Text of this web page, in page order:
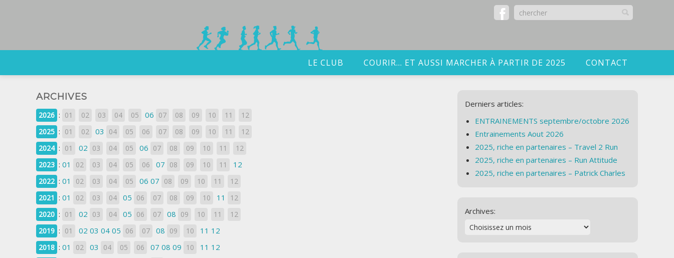
LE CLUB COURIR… ET AUSSI MARCHER À PARTIR DE 2025 CONTACT
ARCHIVES
2026 : 01 02 03 04 05 06 07 08 09 10 11
12
2025 : 01 02 03 04 05 06 07 08 09 10 11
12
2024 : 01 02 03 04 05 06 07 08 09 10 11
12
2023 : 01 02 03 04 05 06 07 08 09 10 11 12
2022 : 01 02 03 04 05 06 07 08 09 10 11
12
2021 : 01 02 03 04 05 06 07 08 09 10 11
12
2020 : 01 02 03 04 05 06 07 08 09 10 11
12
2019 : 01 02 03 04 05 06 07 08 09 10 11 12
2018 : 01 02 03 04 05 06 07 08 09 10 11 12
Derniers articles:
ENTRAINEMENTS septembre/octobre 2026
Entrainements Aout 2026
2025, riche en partenaires – Travel 2 Run
2025, riche en partenaires – Run Attitude
2025, riche en partenaires – Patrick Charles
Archives: